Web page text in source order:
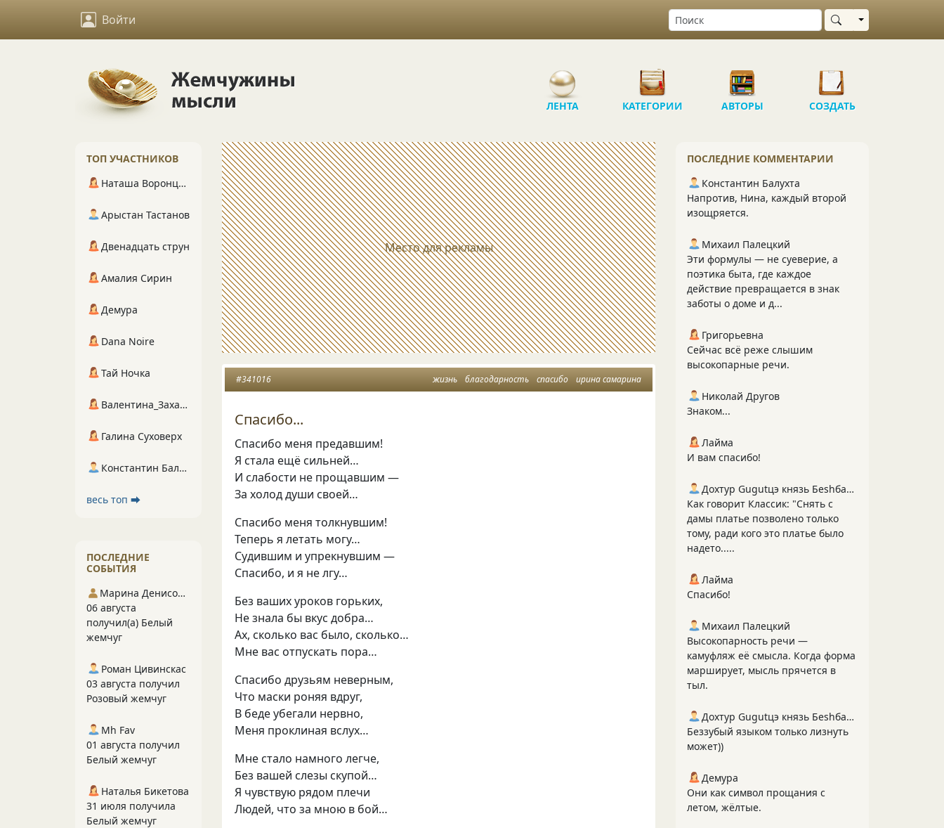
Войти Выбрать область
ЛЕНТА КАТЕГОРИИ АВТОРЫ СОЗДАТЬ
Место для рекламы
жизнь благодарность спасибо ирина самарина
#341016
Спасибо...
Спасибо меня предавшим!
Я стала ещё сильней…
И слабости не прощавшим —
За холод души своей…
Спасибо меня толкнувшим!
Теперь я летать могу…
Судившим и упрекнувшим —
Спасибо, и я не лгу…
Без ваших уроков горьких,
Не знала бы вкус добра…
Ах, сколько вас было, сколько…
Мне вас отпускать пора…
Спасибо друзьям неверным,
Что маски роняя вдруг,
В беде убегали нервно,
Меня проклиная вслух…
Мне стало намного легче,
Без вашей слезы скупой…
Я чувствую рядом плечи
Людей, что за мною в бой…
ПОСЛЕДНИЕ КОММЕНТАРИИ
Константин Балухта
Напротив, Нина, каждый второй
изощряется.
Михаил Палецкий
Эти формулы — не суеверие, а
поэтика быта, где каждое
действие превращается в знак
заботы о доме и д...
Григорьевна
Сейчас всё реже слышим
высокопарные речи.
Николай Другов
Знаком...
Лайма
И вам спасибо!
Дохтур Gugutцэ князь Беshбармакоff
Как говорит Классик: "Снять с
дамы платье позволено только
тому, ради кого это платье было
надето.....
Лайма
Спасибо!
Михаил Палецкий
Высокопарность речи —
камуфляж её смысла. Когда форма
марширует, мысль прячется в
тыл.
Дохтур Gugutцэ князь Беshбармакоff
Беззубый языком только лизнуть
может))
Демура
Они как символ прощания с
летом, жёлтые.
ТОП УЧАСТНИКОВ
Наташа Воронцова
Арыстан Тастанов
Двенадцать струн
Амалия Сирин
Демура
Dana Noire
Тай Ночка
Валентина_Захарова
Галина Суховерх
Константин Балухта
весь топ ⮕
ПОСЛЕДНИЕ
СОБЫТИЯ
Марина Денисова 5
06 августа
получил(а) Белый
жемчуг
Роман Цивинскас
03 августа получил
Розовый жемчуг
Mh Fav
01 августа получил
Белый жемчуг
Наталья Бикетова
31 июля получила
Белый жемчуг